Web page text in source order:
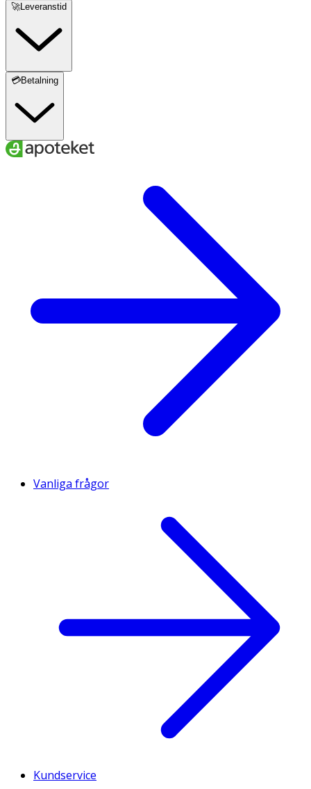
🚀Leveranstid
💳Betalning
Vanliga frågor
Kundservice